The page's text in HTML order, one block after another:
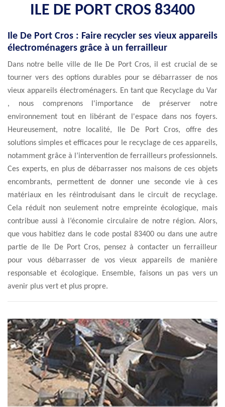
ILE DE PORT CROS 83400
Ile De Port Cros : Faire recycler ses vieux appareils
électroménagers grâce à un ferrailleur
Dans notre belle ville de Ile De Port Cros, il est crucial de se
tourner vers des options durables pour se débarrasser de nos
vieux appareils électroménagers. En tant que Recyclage du Var
, nous comprenons l'importance de préserver notre
environnement tout en libérant de l'espace dans nos foyers.
Heureusement, notre localité, Ile De Port Cros, offre des
solutions simples et efficaces pour le recyclage de ces appareils,
notamment grâce à l’intervention de ferrailleurs professionnels.
Ces experts, en plus de débarrasser nos maisons de ces objets
encombrants, permettent de donner une seconde vie à ces
matériaux en les réintroduisant dans le circuit de recyclage.
Cela réduit non seulement notre empreinte écologique, mais
contribue aussi à l’économie circulaire de notre région. Alors,
que vous habitiez dans le code postal 83400 ou dans une autre
partie de Ile De Port Cros, pensez à contacter un ferrailleur
pour vous débarrasser de vos vieux appareils de manière
responsable et écologique. Ensemble, faisons un pas vers un
avenir plus vert et plus propre.